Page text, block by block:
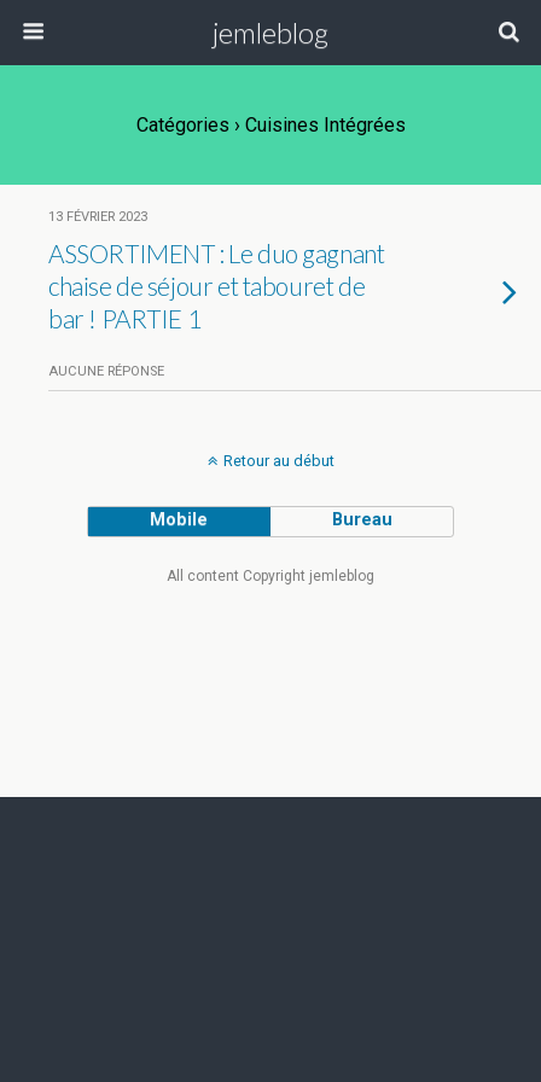
jemleblog
Catégories › Cuisines Intégrées
13 FÉVRIER 2023
ASSORTIMENT : Le duo gagnant
chaise de séjour et tabouret de
bar ! PARTIE 1
AUCUNE RÉPONSE
Retour au début
Mobile Bureau
All content Copyright jemleblog